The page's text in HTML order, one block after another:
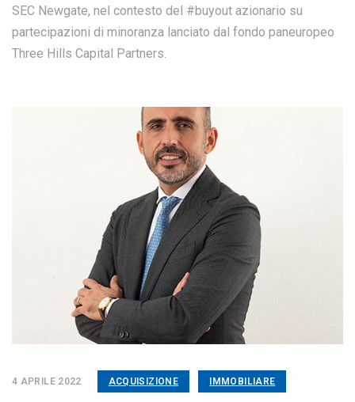
SEC Newgate, nel contesto del #buyout azionario su
partecipazioni di minoranza lanciato dal fondo paneuropeo
Three Hills Capital Partners.
4 APRILE 2022 ACQUISIZIONE IMMOBILIARE